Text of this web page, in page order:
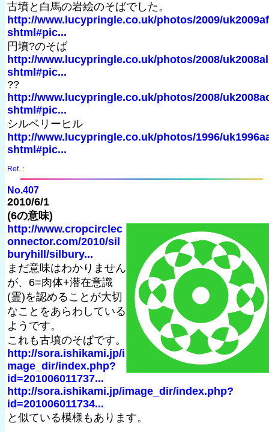
古墳と白馬の岩絵のそばでした。
http://www.lucypringle.co.uk/photos/2009/
shtml#pic...
円墳?のそば
http://www.lucypringle.co.uk/photos/2008/
shtml#pic...
??
http://www.lucypringle.co.uk/photos/2008/
shtml#pic...
シルベリーヒル
http://www.lucypringle.co.uk/photos/1996/
shtml#pic...
Ref. :
No.407
2010/6/1
(6の意味)
http://www.cropcirclec
onnector.com/2010/sil
buryhill/silbury...
まだ意味はわかりません
が、6=肉体+潜在意識
(霊)を認めることが大切
なことをあらわしている
ようです。
これも古墳のそばです。
http://sora.ishikami.jp/i
mage_dir/index.php?
id=201006011737...
http://sora.ishikami.jp/image_dir/index.php?
id=201006011734...
と似ている模様もあります。